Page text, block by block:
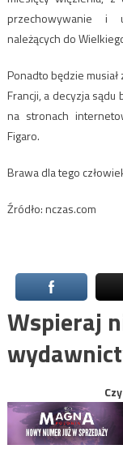
przechowywanie i
należących do
Ponadto będzie
Francji, a decyzja
na stronach
Figaro.
Brawa dla tego
Źródło: nczas.com
Wspieraj